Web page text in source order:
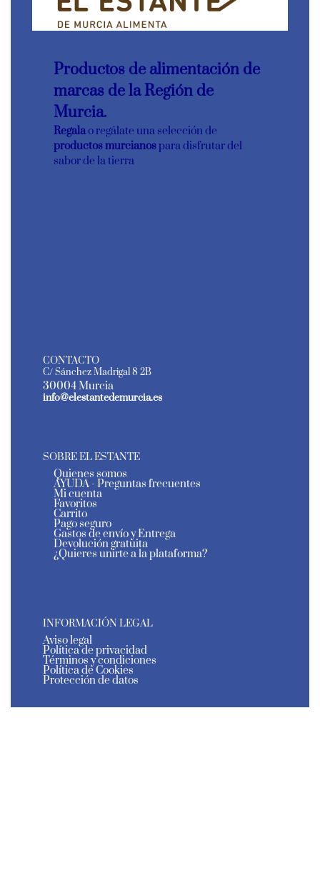
Productos de alimentación de
marcas de la Región de
Murcia.
Regalao regálate una selección de
productos murcianospara disfrutar del
sabor de la tierra
CONTACTO
C/ Sánchez Madrigal 8 2B
30004 Murcia
info@elestantedemurcia.es
SOBRE EL ESTANTE
Quienes somos
AYUDA - Preguntas frecuentes
Mi cuenta
Favoritos
Carrito
Pago seguro
Gastos de envío y Entrega
Devolución gratuita
¿Quieres unirte a la plataforma?
INFORMACIÓN LEGAL
Aviso legal
Política de privacidad
Términos y condiciones
Política de Cookies
Protección de datos